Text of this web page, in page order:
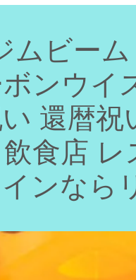
ムビー
ンウイ
還暦
食店
ンなら